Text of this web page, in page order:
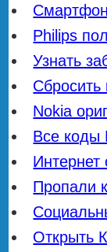
Philips
Узнать
Nokia
Все коды
Пропали
Открыть